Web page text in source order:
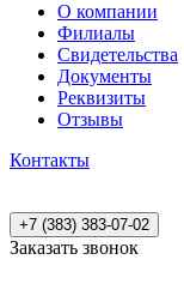
О компании
Филиалы
Свидетельства
Документы
Реквизиты
Отзывы
Контакты
+7 (383) 383-07-02
Заказать звонок